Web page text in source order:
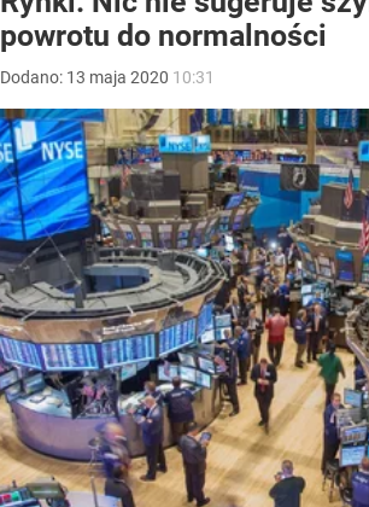
powrotu do normalności
Dodano: 13 maja 2020 10:31